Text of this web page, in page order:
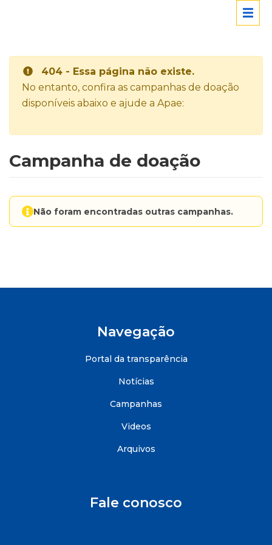
404 - Essa página não existe.
No entanto, confira as campanhas de doação
disponíveis abaixo e ajude a Apae:
Campanha de doação
Não foram encontradas outras campanhas.
Navegação
Portal da transparência
Notícias
Campanhas
Videos
Arquivos
Fale conosco